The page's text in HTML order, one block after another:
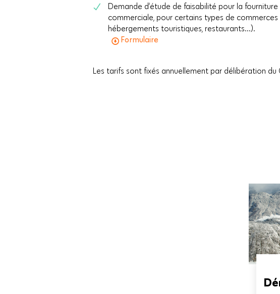
Demande d’étude de faisabilité pour la
commerciale, pour certains types de
hébergements touristiques, restaurants...).
Formulaire
Les tarifs sont fixés annuellement par délibération du